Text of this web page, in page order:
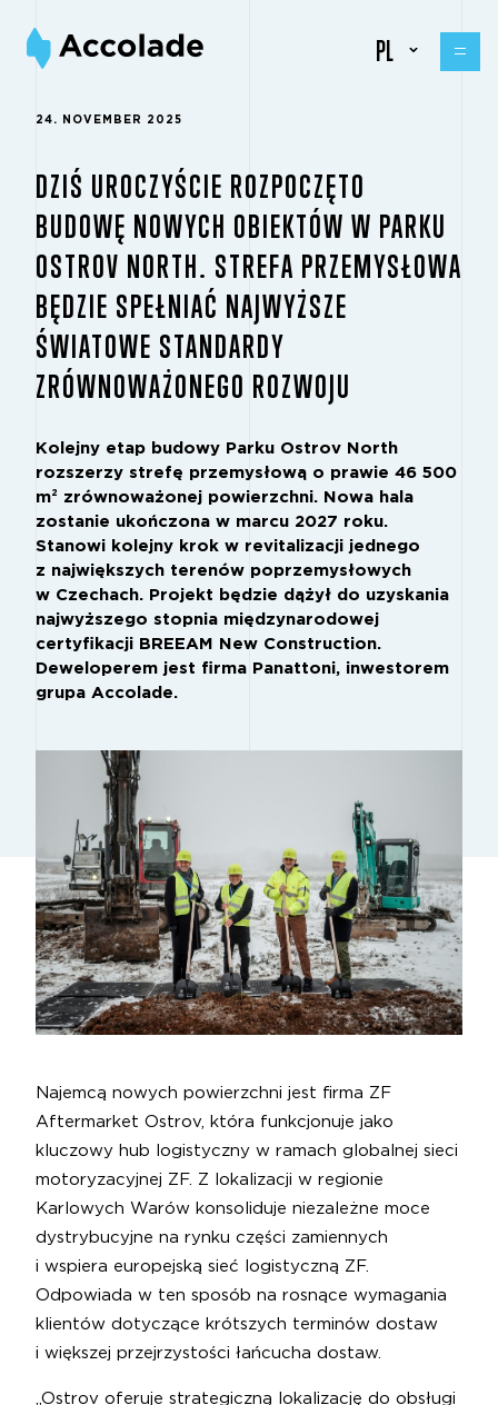
PL
24. NOVEMBER 2025
DZIŚ UROCZYŚCIE ROZPOCZĘTO
BUDOWĘ NOWYCH OBIEKTÓW W PARKU
OSTROV NORTH. STREFA PRZEMYSŁOWA
BĘDZIE SPEŁNIAĆ NAJWYŻSZE
ŚWIATOWE STANDARDY
ZRÓWNOWAŻONEGO ROZWOJU
Kolejny etap budowy Parku Ostrov North
rozszerzy strefę przemysłową o prawie 46 500
m² zrównoważonej powierzchni. Nowa hala
zostanie ukończona w marcu 2027 roku.
Stanowi kolejny krok w revitalizacji jednego
z największych terenów poprzemysłowych
w Czechach. Projekt będzie dążył do uzyskania
najwyższego stopnia międzynarodowej
certyfikacji BREEAM New Construction.
Deweloperem jest firma Panattoni, inwestorem
grupa Accolade.
Najemcą nowych powierzchni jest firma ZF
Aftermarket Ostrov, która funkcjonuje jako
kluczowy hub logistyczny w ramach globalnej sieci
motoryzacyjnej ZF. Z lokalizacji w regionie
Karlowych Warów konsoliduje niezależne moce
dystrybucyjne na rynku części zamiennych
i wspiera europejską sieć logistyczną ZF.
Odpowiada w ten sposób na rosnące wymagania
klientów dotyczące krótszych terminów dostaw
i większej przejrzystości łańcucha dostaw.
„Ostrov oferuje strategiczną lokalizację do obsługi